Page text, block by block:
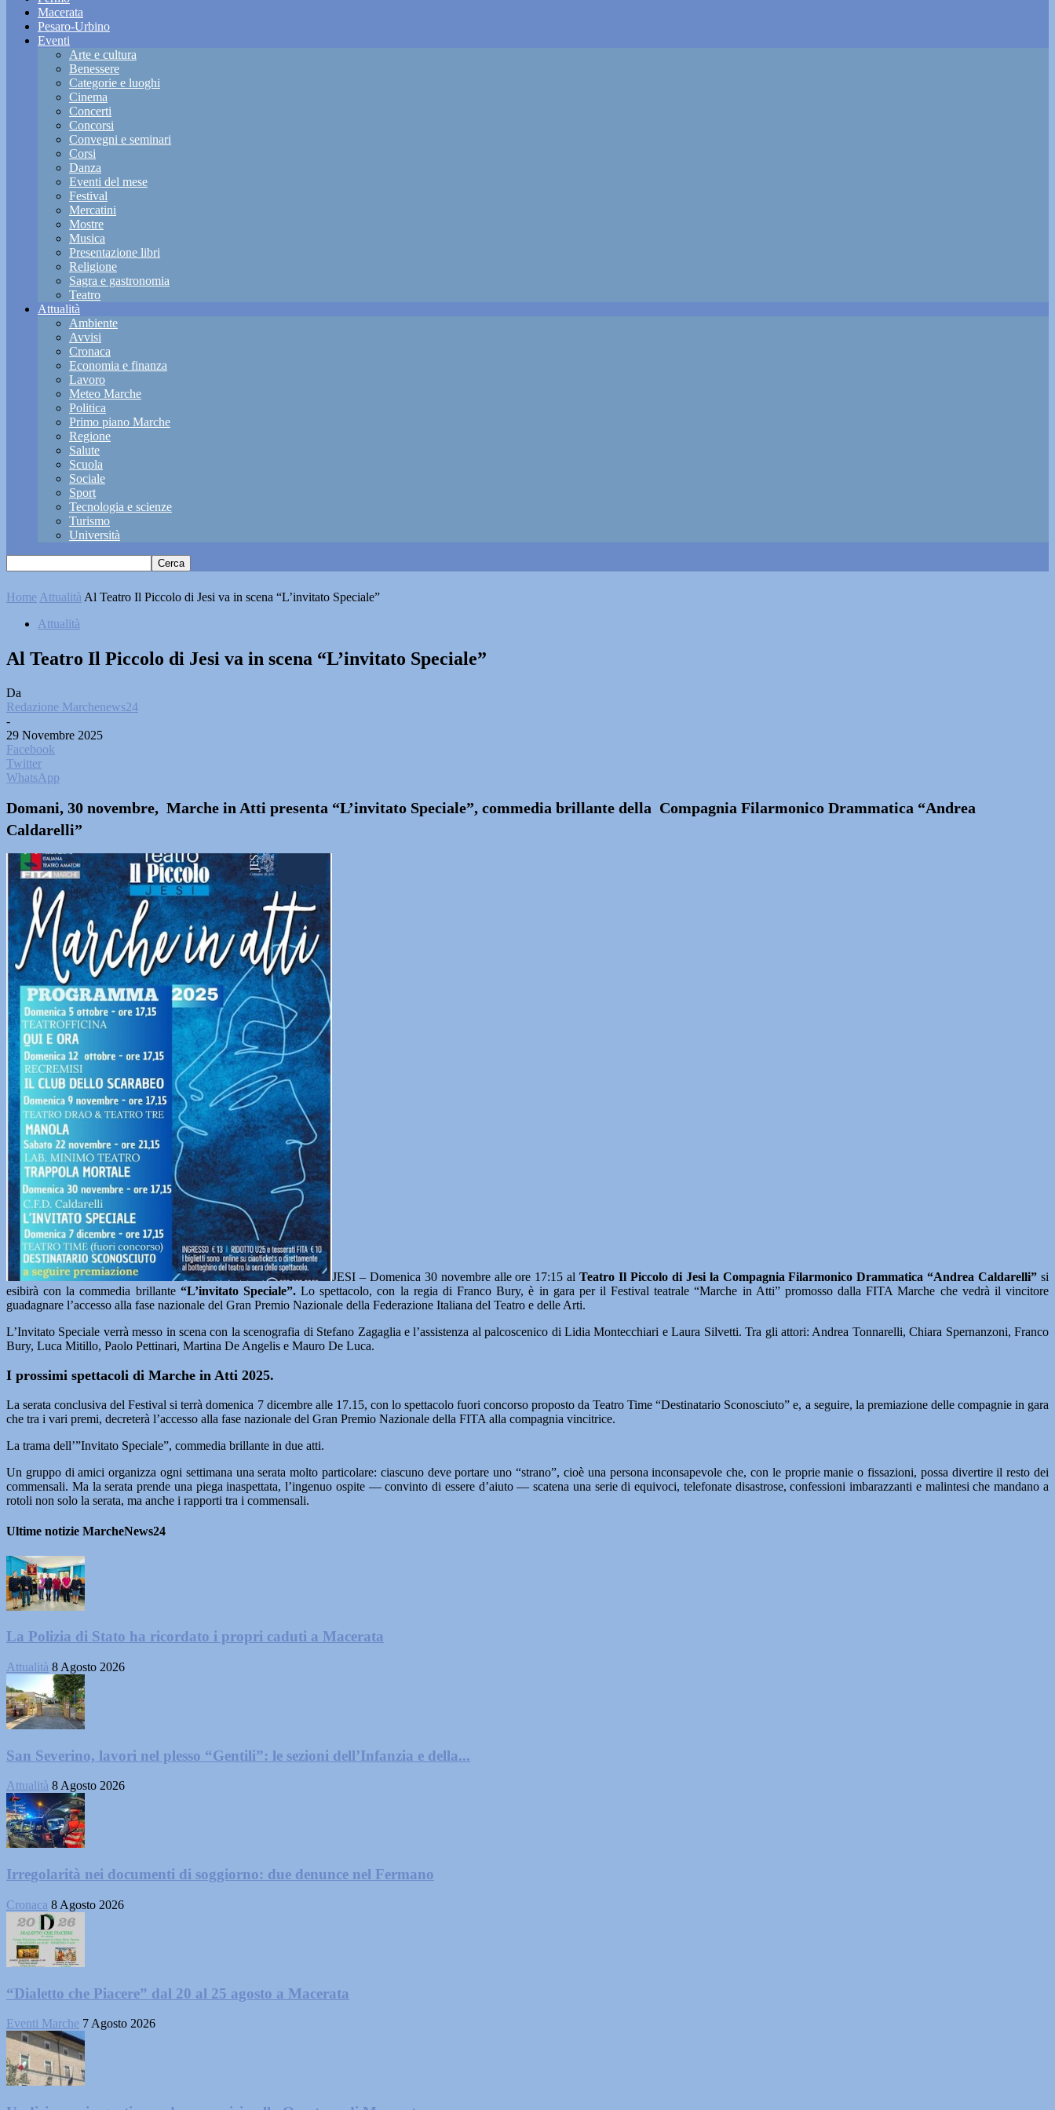
Macerata
Pesaro-Urbino
Eventi
Arte e cultura
Benessere
Categorie e luoghi
Cinema
Concerti
Concorsi
Convegni e seminari
Corsi
Danza
Eventi del mese
Festival
Mercatini
Mostre
Musica
Presentazione libri
Religione
Sagra e gastronomia
Teatro
Attualità
Ambiente
Avvisi
Cronaca
Economia e finanza
Lavoro
Meteo Marche
Politica
Primo piano Marche
Regione
Salute
Scuola
Sociale
Sport
Tecnologia e scienze
Turismo
Università
Home Attualità Al Teatro Il Piccolo di Jesi va in scena “L’invitato Speciale”
Attualità
Al Teatro Il Piccolo di Jesi va in scena “L’invitato Speciale”
Da
Redazione Marchenews24
-
29 Novembre 2025
Facebook
Twitter
WhatsApp
Domani, 30 novembre, Marche in Atti presenta “L’invitato Speciale”, commedia brillante della Compagnia Filarmonico Drammatica “Andrea
Caldarelli”
JESI – Domenica 30 novembre alle ore 17:15 alTeatro Il Piccolo di Jesi la Compagnia Filarmonico Drammatica “Andrea Caldarelli” si
esibirà con la commedia brillante “L’invitato Speciale”.Lo spettacolo, con la regia di Franco Bury, è in gara per il Festival teatrale “Marche in Atti” promosso dalla FITA Marche che vedrà il vincitore
guadagnare l’accesso alla fase nazionale del Gran Premio Nazionale della Federazione Italiana del Teatro e delle Arti.
L’Invitato Speciale verrà messo in scena con la scenografia di Stefano Zagaglia e l’assistenza al palcoscenico di Lidia Montecchiari e Laura Silvetti. Tra gli attori: Andrea Tonnarelli, Chiara Spernanzoni, Franco
Bury, Luca Mitillo, Paolo Pettinari, Martina De Angelis e Mauro De Luca.
I prossimi spettacoli di Marche in Atti 2025.
La serata conclusiva del Festival si terrà domenica 7 dicembre alle 17.15, con lo spettacolo fuori concorso proposto da Teatro Time “Destinatario Sconosciuto” e, a seguire, la premiazione delle compagnie in gara
che tra i vari premi, decreterà l’accesso alla fase nazionale del Gran Premio Nazionale della FITA alla compagnia vincitrice.
La trama dell’”Invitato Speciale”, commedia brillante in due atti.
Un gruppo di amici organizza ogni settimana una serata molto particolare: ciascuno deve portare uno “strano”, cioè una persona inconsapevole che, con le proprie manie o fissazioni, possa divertire il resto dei
commensali. Ma la serata prende una piega inaspettata, l’ingenuo ospite — convinto di essere d’aiuto — scatena una serie di equivoci, telefonate disastrose, confessioni imbarazzanti e malintesi che mandano a
rotoli non solo la serata, ma anche i rapporti tra i commensali.
Ultime notizie MarcheNews24
La Polizia di Stato ha ricordato i propri caduti a Macerata
Attualità 8 Agosto 2026
San Severino, lavori nel plesso “Gentili”: le sezioni dell’Infanzia e della...
Attualità 8 Agosto 2026
Irregolarità nei documenti di soggiorno: due denunce nel Fermano
Cronaca 8 Agosto 2026
“Dialetto che Piacere” dal 20 al 25 agosto a Macerata
Eventi Marche 7 Agosto 2026